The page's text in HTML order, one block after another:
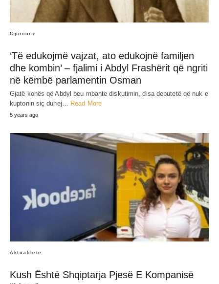
Opinione
‘Të edukojmë vajzat, ato edukojnë familjen
dhe kombin’ – fjalimi i Abdyl Frashërit që ngriti
në këmbë parlamentin Osman
Gjatë kohës që Abdyl beu mbante diskutimin, disa deputetë që nuk e
kuptonin siç duhej…
Read More
5 years ago
Aktualitete
Kush Është Shqiptarja Pjesë E Kompanisë